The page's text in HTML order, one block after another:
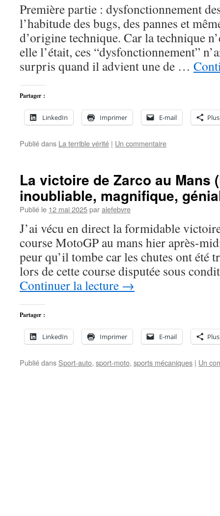
Première partie : dysfonctionnement
l’habitude des bugs, des pannes et
d’origine technique. Car la technique
elle l’était, ces “dysfonctionnement”
surpris quand il advient une de …
Partager :
LinkedIn Imprimer E-mail Plus
Publié dans La terrible vérité | Un commentaire
La victoire de Zarco au Mans
inoubliable, magnifique,
Publié le 12 mai 2025paralefebvre
J’ai vécu en direct la formidable
course MotoGP au mans hier après-
peur qu’il tombe car les chutes ont été
lors de cette course disputée sous
Continuer la lecture →
Partager :
LinkedIn Imprimer E-mail Plus
Publié dans Sport-auto, sport-moto, sports mécaniques | Un